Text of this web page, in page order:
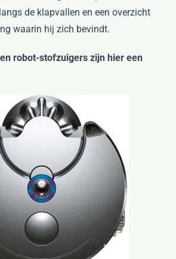
de klapvallen en een overzicht
waarin hij zich bevindt.
robot-stofzuigers zijn hier een